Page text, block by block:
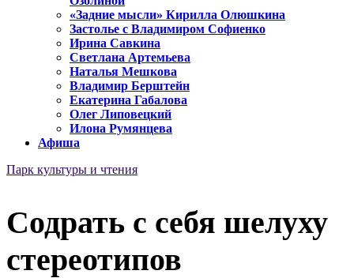
«Задние мысли» Кирилла Олюшкина
Застолье с Владимиром Софиенко
Ирина Савкина
Светлана Артемьева
Наталья Мешкова
Владимир Берштейн
Екатерина Габалова
Олег Липовецкий
Илона Румянцева
Афиша
Парк культуры и чтения
Содрать с себя шелуху
стереотипов